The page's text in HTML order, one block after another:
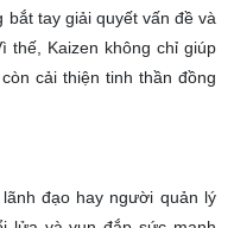
tay giải quyết vấn đề và
thế, Kaizen không chỉ giúp
cải thiện tinh thần đồng
đạo hay người quản lý